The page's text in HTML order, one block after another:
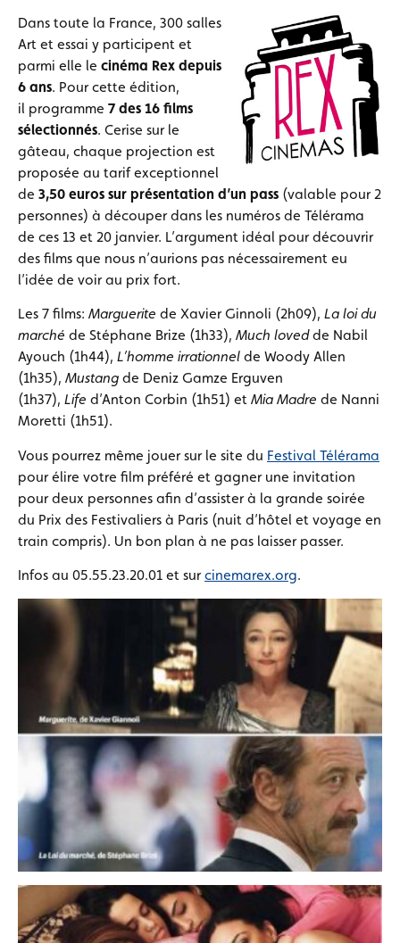
Dans toute la France, 300 salles
Art et essai y participent et
parmi elle le cinéma Rex depuis
6 ans. Pour cette édition,
il programme 7 des 16 films
sélectionnés. Cerise sur le
gâteau, chaque projection est
proposée au tarif exceptionnel
de 3,50 euros sur présentation d’un pass (valable pour 2
personnes) à découper dans les numéros de Télérama
de ces 13 et 20 janvier. L’argument idéal pour découvrir
des films que nous n’aurions pas nécessairement eu
l’idée de voir au prix fort.
Les 7 films: Marguerite de Xavier Ginnoli (2h09), La loi du
marché de Stéphane Brize (1h33), Much lovedde Nabil
Ayouch (1h44), L’homme irrationnel de Woody Allen
(1h35), Mustang de Deniz Gamze Erguven
(1h37), Life d’Anton Corbin (1h51) et Mia Madre de Nanni
Moretti (1h51).
Vous pourrez même jouer sur le site du Festival Télérama
pour élire votre film préféré et gagner une invitation
pour deux personnes afin d’assister à la grande soirée
du Prix des Festivaliers à Paris (nuit d’hôtel et voyage en
train compris). Un bon plan à ne pas laisser passer.
Infos au 05.55.23.20.01 et surcinemarex.org.